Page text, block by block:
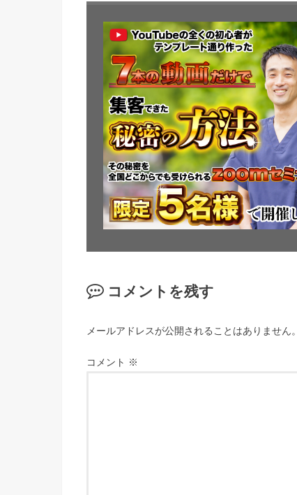
コメントを残す
メールアドレスが公開されることはありません。
コメント ※